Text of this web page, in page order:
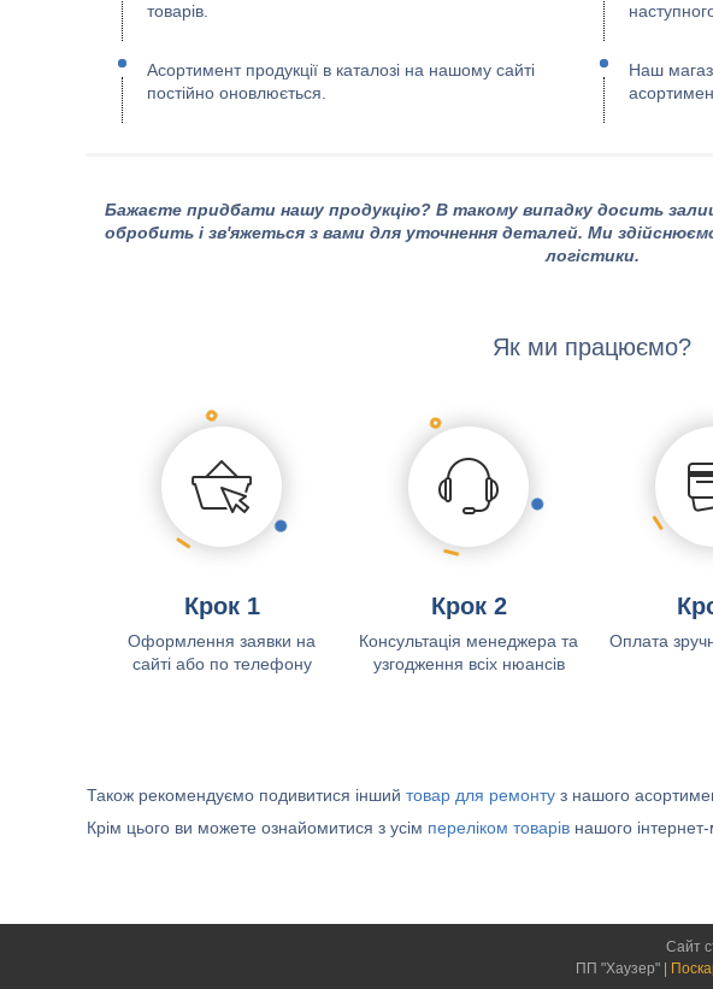
товарів.
Асортимент продукції в каталозі на нашому сайті
постійно оновлюється.
Наш
Бажаєте придбати нашу продукцію? В такому випадку досить
обробить і зв'яжеться з вами для уточнення деталей. Ми
логістики.
Як ми працюємо?
Крок 1
Оформлення заявки на
сайті або по телефону
Крок 2
Консультація менеджера та
узгодження всіх нюансів
Оплата
Також рекомендуємо подивитися інший товар для ремонту з нашого
Крім цього ви можете ознайомитися з усім переліком товарів нашого інтернет-
Сайт